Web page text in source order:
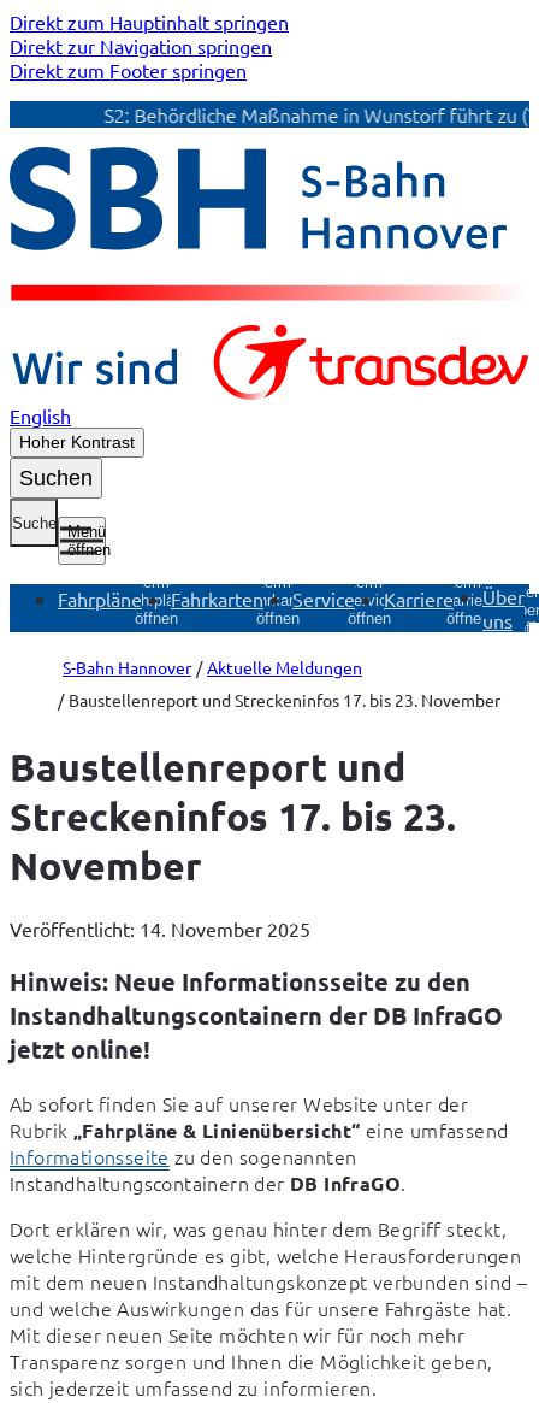
Direkt zum Hauptinhalt springen
Direkt zur Navigation springen
Direkt zum Footer springen
S2: Behördliche Maßnahme in Wunstorf führt zu
English
Hoher Kontrast
Suchen
Suche
Menü
öffnen
Fahrpläne
Untermenü
Fahrpläne
öffnen
Fahrkarten
Untermenü
Fahrkarten
öffnen
Service
Untermenü
Service
öffnen
Karriere
Untermenü
Karriere
öffnen
Über
uns
S-Bahn Hannover
Aktuelle Meldungen
Baustellenreport und Streckeninfos 17. bis 23. November
Baustellenreport und
Streckeninfos 17. bis 23.
November
Veröffentlicht: 14. November 2025
Hinweis: Neue Informationsseite zu den
Instandhaltungscontainern der DB InfraGO
jetzt online!
Ab sofort finden Sie auf unserer Website unter der
Rubrik „Fahrpläne & Linienübersicht“
Informationsseite zu den sogenannten
Instandhaltungscontainern der DB InfraGO.
Dort erklären wir, was genau hinter dem Begriff steckt,
welche Hintergründe es gibt, welche Herausforderungen
mit dem neuen Instandhaltungskonzept verbunden sind –
und welche Auswirkungen das für unsere Fahrgäste hat.
Mit dieser neuen Seite möchten wir für noch mehr
Transparenz sorgen und Ihnen die Möglichkeit geben,
sich jederzeit umfassend zu informieren.